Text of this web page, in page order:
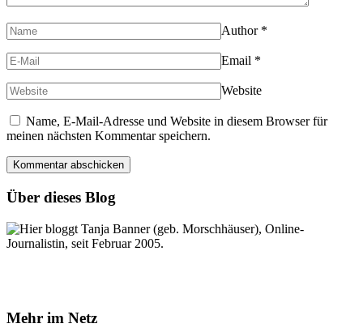
Author *
Email *
Website
Name, E-Mail-Adresse und Website in diesem Browser für
meinen nächsten Kommentar speichern.
Über dieses Blog
Hier bloggt Tanja Banner (geb. Morschhäuser), Online-
Journalistin, seit Februar 2005.
Mehr im Netz